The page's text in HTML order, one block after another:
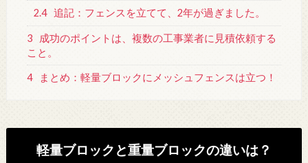
2.4 追記：フェンスを立てて、2年が過ぎました。
3
成功のポイントは、複数の工事業者に見積依頼する
こと。
4 まとめ：軽量ブロックにメッシュフェンスは立つ！
軽量ブロックと重量ブロックの違いは？